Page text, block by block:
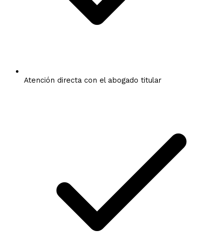
Atención directa con el abogado titular